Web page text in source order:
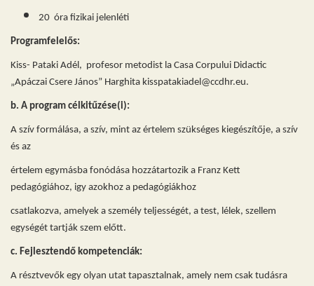
20 óra fizikai jelenléti
Programfelelős:
Kiss- Pataki Adél, profesor metodist la Casa Corpului Didactic
„Apáczai Csere János” Harghita kisspatakiadel @ccdhr.eu.
b. A program célkitűzése(i):
A szív formálása, a szív, mint az értelem szükséges kiegészítője, a szív
és az
értelem egymásba fonódása hozzátartozik a Franz Kett
pedagógiához, igy azokhoz a pedagógiákhoz
csatlakozva, amelyek a személy teljességét, a test, lélek, szellem
egységét tartják szem előtt.
c. Fejlesztendő kompetenciák:
A résztvevők egy olyan utat tapasztalnak, amely nem csak tudásra